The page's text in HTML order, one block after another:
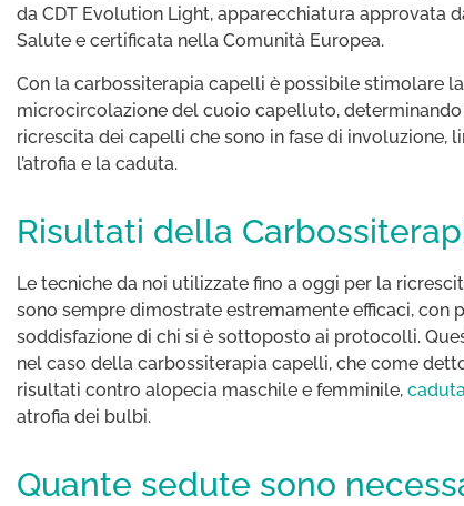
da CDT Evolution Light, apparecchiatura approvata
Salute e certificata nella Comunità Europea.
Con la carbossiterapia capelli è possibile stimolare la
microcircolazione del cuoio capelluto,
ricrescita dei capelli che sono in fase di involuzione,
l’atrofia e la caduta.
Risultati della
Le tecniche da noi utilizzate fino a oggi per la
sono sempre dimostrate estremamente efficaci, con
soddisfazione di chi si è sottoposto ai protocolli.
nel caso della carbossiterapia capelli, che come
risultati contro alopecia maschile e femminile,
atrofia dei bulbi.
Quante sedute sono